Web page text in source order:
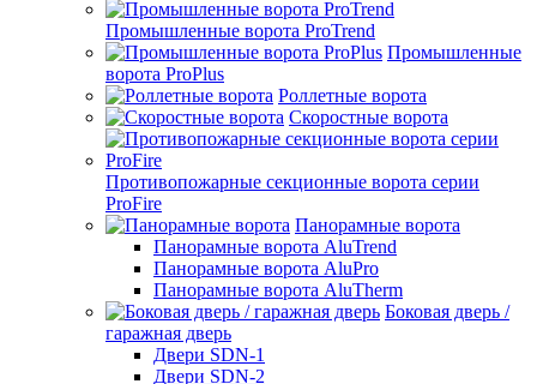
Промышленные ворота ProTrend
Промышленные
ворота ProPlus
Роллетные ворота
Скоростные ворота
Противопожарные секционные ворота серии
ProFire
Панорамные ворота
Панорамные ворота AluTrend
Панорамные ворота AluPro
Панорамные ворота AluTherm
Боковая дверь /
гаражная дверь
Двери SDN-1
Двери SDN-2